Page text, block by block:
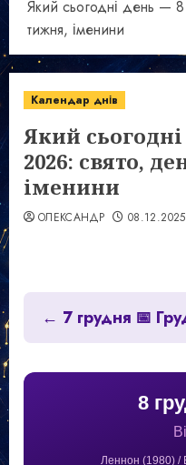
Який сьогодні день —
тижня, іменини
Календар днів
Який
2026: свято,
іменини
ОЛЕКСАНДР 08.12.2025
← 7 грудня 📅
8
Леннон (1980) /